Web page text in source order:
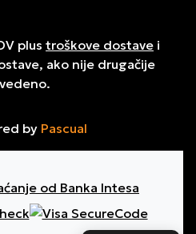
plus troškove dostave i
ako nije drugačije
by Pascual